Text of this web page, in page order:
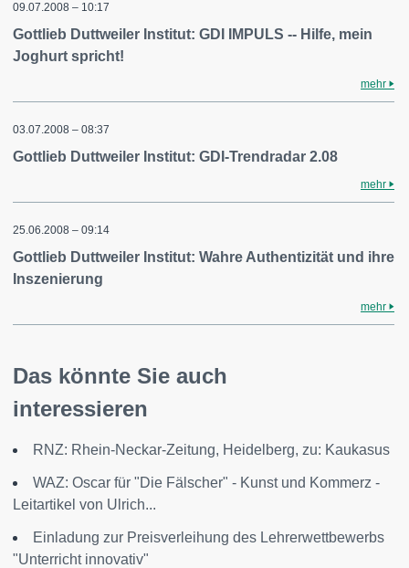
09.07.2008 – 10:17
Gottlieb Duttweiler Institut: GDI IMPULS -- Hilfe, mein
Joghurt spricht!
mehr
03.07.2008 – 08:37
Gottlieb Duttweiler Institut: GDI-Trendradar 2.08
mehr
25.06.2008 – 09:14
Gottlieb Duttweiler Institut: Wahre Authentizität und ihre
Inszenierung
mehr
Das könnte Sie auch
interessieren
RNZ: Rhein-Neckar-Zeitung, Heidelberg, zu: Kaukasus
WAZ: Oscar für "Die Fälscher" - Kunst und Kommerz -
Leitartikel von Ulrich...
Einladung zur Preisverleihung des Lehrerwettbewerbs
"Unterricht innovativ"